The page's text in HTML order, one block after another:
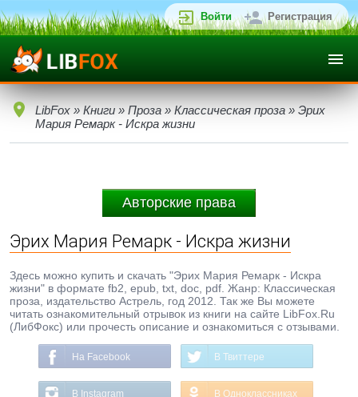
Войти Регистрация
LibFox » Книги » Проза » Классическая проза » Эрих
Мария Ремарк - Искра жизни
Авторские права
Эрих Мария Ремарк - Искра жизни
Здесь можно купить и скачать "Эрих Мария Ремарк - Искра
жизни" в формате fb2, epub, txt, doc, pdf. Жанр: Классическая
проза, издательство Астрель, год 2012. Так же Вы можете
читать ознакомительный отрывок из книги на сайте LibFox.Ru
(ЛибФокс) или прочесть описание и ознакомиться с отзывами.
На Facebook В Твиттере
В Instagram В Одноклассниках